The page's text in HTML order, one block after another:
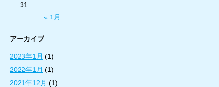
« 1月
31
アーカイブ
2023年1月 (1)
2022年1月 (1)
2021年12月 (1)